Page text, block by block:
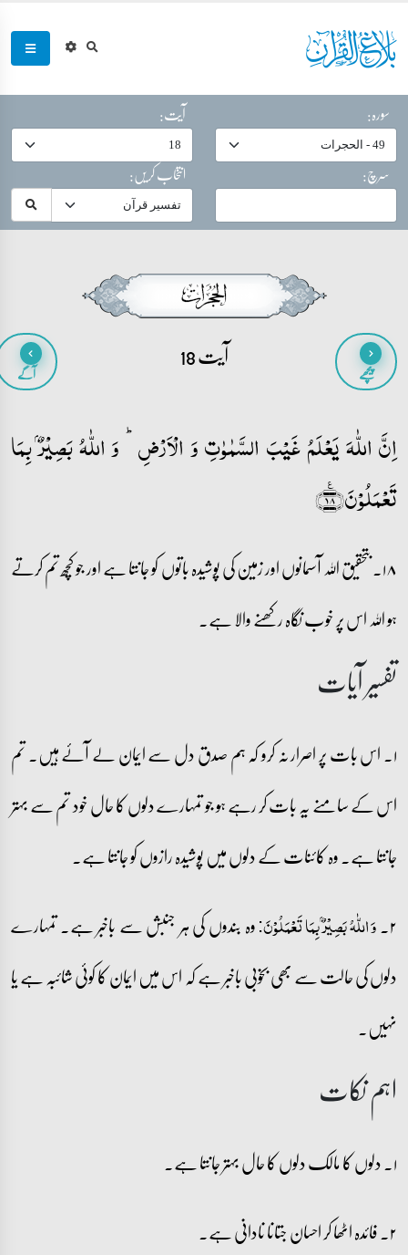
سورہ:
آیت:
سرچ:
انتخاب کریں:
پیچھے آیت 18 آگے
اِنَّ اللّٰہَ یَعۡلَمُ غَیۡبَ السَّمٰوٰتِ وَ الۡاَرۡضِ ؕ وَ اللّٰہُ بَصِیۡرٌۢ بِمَا
تَعۡمَلُوۡنَ﴿٪۱۸﴾
۱۸۔ بتحقیق اللہ آسمانوں اور زمین کی پوشیدہ باتوں کو جانتا ہے اور جو کچھ تم کرتے
ہو اللہ اس پر خوب نگاہ رکھنے والا ہے۔
تفسیر آیات
۱۔ اس بات پر اصرار نہ کرو کہ ہم صدق دل سے ایمان لے آئے ہیں۔ تم
اس کے سامنے یہ بات کر رہے ہو جو تمہارے دلوں کا حال خود تم سے بہتر
جانتا ہے۔ وہ کائنات کے دلوں میں پوشیدہ رازوں کو جانتا ہے۔
۲۔ وَ اللّٰہُ بَصِیۡرٌۢ بِمَا تَعۡمَلُوۡنَ:وہ بندوں کی ہر جنبش سے باخبر ہے۔ تمہارے
دلوں کی حالت سے بھی بخوبی باخبر ہے کہ اس میں ایمان کا کوئی شائبہ ہے یا
نہیں۔
اہم نکات
۱۔ دلوں کا مالک دلوں کا حال بہتر جانتا ہے۔
۲۔ فائدہ اٹھا کر احسان جتانا نادانی ہے۔